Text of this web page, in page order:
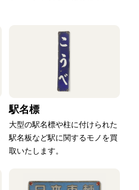
駅名標
大型の駅名標や柱に付けられた
駅名板など駅に関するモノを買
取いたします。